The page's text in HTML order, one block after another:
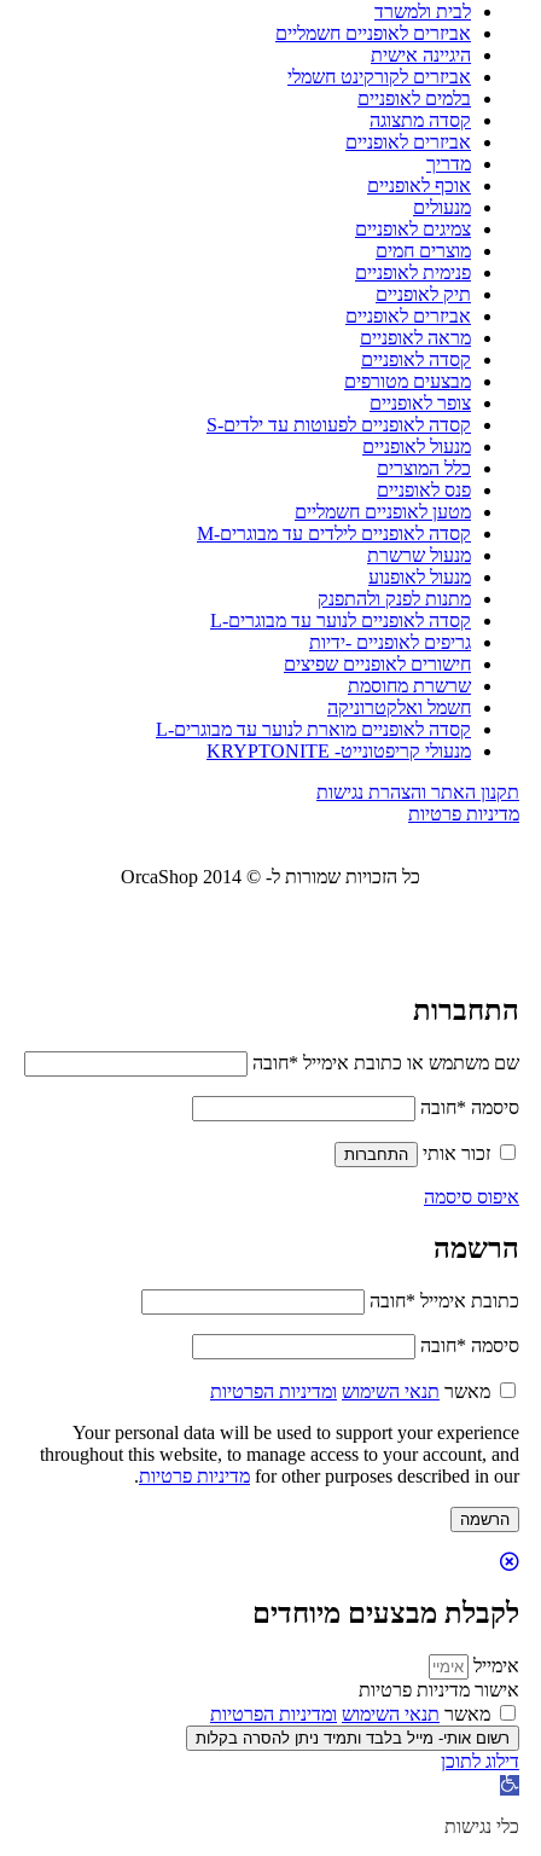
לבית ולמשרד
אביזרים לאופניים חשמליים
היגיינה אישית
אביזרים לקורקינט חשמלי
בלמים לאופניים
קסדה מתצוגה
אביזרים לאופניים
מדריך
אוכף לאופניים
מנעולים
צמיגים לאופניים
מוצרים חמים
פנימית לאופניים
תיק לאופניים
אביזרים לאופניים
מראה לאופניים
קסדה לאופניים
מבצעים מטורפים
צופר לאופניים
קסדה לאופניים לפעוטות עד ילדים-S
מנעול לאופניים
כלל המוצרים
פנס לאופניים
מטען לאופניים חשמליים
קסדה לאופניים לילדים עד מבוגרים-M
מנעול שרשרת
מנעול לאופנוע
מתנות לפנק ולהתפנק
קסדה לאופניים לנוער עד מבוגרים-L
גריפים לאופניים -ידיות
חישורים לאופניים שפיצים
שרשרת מחוסמת
חשמל ואלקטרוניקה
קסדה לאופניים מוארת לנוער עד מבוגרים-L
מנעולי קריפטונייט- KRYPTONITE
תקנון האתר והצהרת נגישות
מדיניות פרטיות
כל הזכויות שמורות ל- © 2014 OrcaShop
התחברות
שם משתמש או כתובת אימייל *חובה
סיסמה *חובה
זכור אותי התחברות
איפוס סיסמה
הרשמה
כתובת אימייל *חובה
סיסמה *חובה
מאשר תנאי השימוש ומדיניות הפרטיות
Your personal data will be used to support your experience
throughout this website, to manage access to your account, and
for other purposes described in our מדיניות פרטיות.
הרשמה
לקבלת מבצעים מיוחדים
אימייל
אישור מדיניות פרטיות
מאשר תנאי השימוש ומדיניות הפרטיות
רשום אותי- מייל בלבד ותמיד ניתן להסרה בקלות
דילוג לתוכן
פתח
נגישות
כלי נגישות